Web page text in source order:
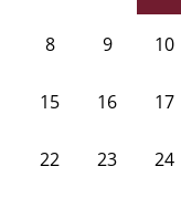
8 9 10
15 16 17
22 23 24